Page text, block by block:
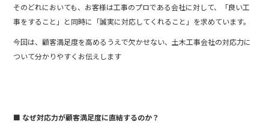
そのどれにおいても、お客様は工事のプロである会社に対して、「良い工
事をすること」と同時に「誠実に対応してくれること」を求めています。
今回は、顧客満足度を高めるうえで欠かせない、土木工事会社の対応力に
ついて分かりやすくお伝えします
■ なぜ対応力が顧客満足度に直結するのか？